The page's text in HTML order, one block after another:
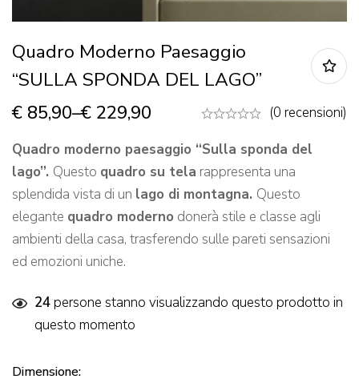
Quadro Moderno Paesaggio
“SULLA SPONDA DEL LAGO”
€ 85,90–€ 229,90
(0 recensioni)
Quadro moderno paesaggio “Sulla sponda del
lago”. Questo quadro su tela rappresenta una
splendida vista di un lago di montagna. Questo
elegante quadro moderno donerà stile e classe agli
ambienti della casa, trasferendo sulle pareti sensazioni
ed emozioni uniche.
24persone stanno visualizzando questo prodotto in
questo momento
Dimensione: